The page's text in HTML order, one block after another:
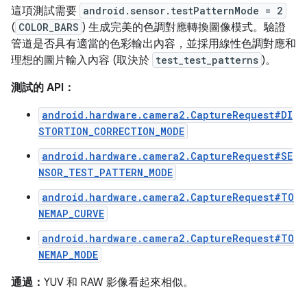
這項測試需要 android.sensor.testPatternMode = 2
( COLOR_BARS ) 生成完美的色調對應轉換圖像模式。驗證
管道是否具有適當的色彩輸出內容，並採用線性色調對應和
理想的圖片輸入內容 (取決於 test_test_patterns )。
測試的 API：
android.hardware.camera2.CaptureRequest#DI
STORTION_CORRECTION_MODE
android.hardware.camera2.CaptureRequest#SE
NSOR_TEST_PATTERN_MODE
android.hardware.camera2.CaptureRequest#TO
NEMAP_CURVE
android.hardware.camera2.CaptureRequest#TO
NEMAP_MODE
通過： YUV 和 RAW 影像看起來相似。